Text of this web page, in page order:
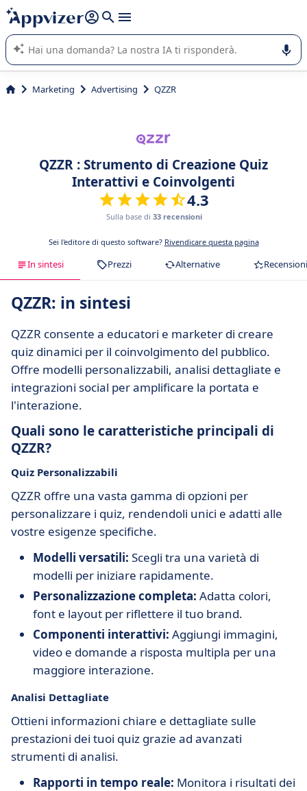
righe con
shift + enter
L'IA di Appvizer vi guida nell'utilizzo o nella scelta di un
software SaaS per la vostra azienda.
Marketing Advertising QZZR
QZZR : Strumento di Creazione Quiz
Interattivi e Coinvolgenti
4.3
Sulla base di 33 recensioni
Sei l'editore di questo software? Rivendicare questa pagina
In sintesi Prezzi Alternative Recensioni
QZZR: in sintesi
QZZR consente a educatori e marketer di creare
quiz dinamici per il coinvolgimento del pubblico.
Offre modelli personalizzabili, analisi dettagliate e
integrazioni social per amplificare la portata e
l'interazione.
Quali sono le caratteristiche principali di
QZZR?
Quiz Personalizzabili
QZZR offre una vasta gamma di opzioni per
personalizzare i quiz, rendendoli unici e adatti alle
vostre esigenze specifiche.
Modelli versatili: Scegli tra una varietà di
modelli per iniziare rapidamente.
Personalizzazione completa: Adatta colori,
font e layout per riflettere il tuo brand.
Componenti interattivi: Aggiungi immagini,
video e domande a risposta multipla per una
maggiore interazione.
Analisi Dettagliate
Ottieni informazioni chiare e dettagliate sulle
prestazioni dei tuoi quiz grazie ad avanzati
strumenti di analisi.
Rapporti in tempo reale: Monitora i risultati dei